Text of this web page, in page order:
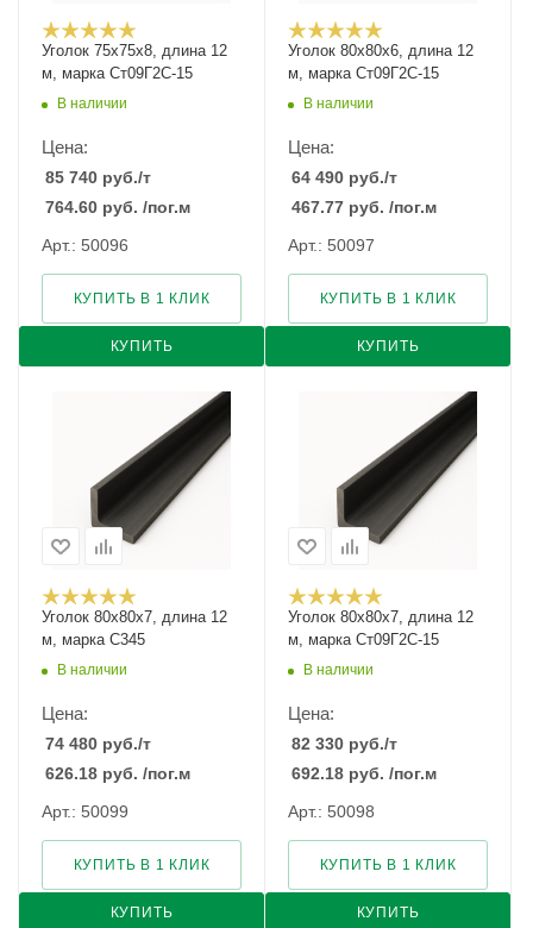
Уголок 75х75х8, длина 12
м, марка Ст09Г2С-15
В наличии
Цена:
85 740 руб./т
764.60 руб. /пог.м
Арт.: 50096
КУПИТЬ
КУПИТЬ В 1 КЛИК
Уголок 80х80х6, длина 12
м, марка Ст09Г2С-15
В наличии
Цена:
64 490 руб./т
467.77 руб. /пог.м
Арт.: 50097
КУПИТЬ
КУПИТЬ В 1 КЛИК
Уголок 80х80х7, длина 12
м, марка С345
В наличии
Цена:
74 480 руб./т
626.18 руб. /пог.м
Арт.: 50099
КУПИТЬ
КУПИТЬ В 1 КЛИК
Уголок 80х80х7, длина 12
м, марка Ст09Г2С-15
В наличии
Цена:
82 330 руб./т
692.18 руб. /пог.м
Арт.: 50098
КУПИТЬ
КУПИТЬ В 1 КЛИК